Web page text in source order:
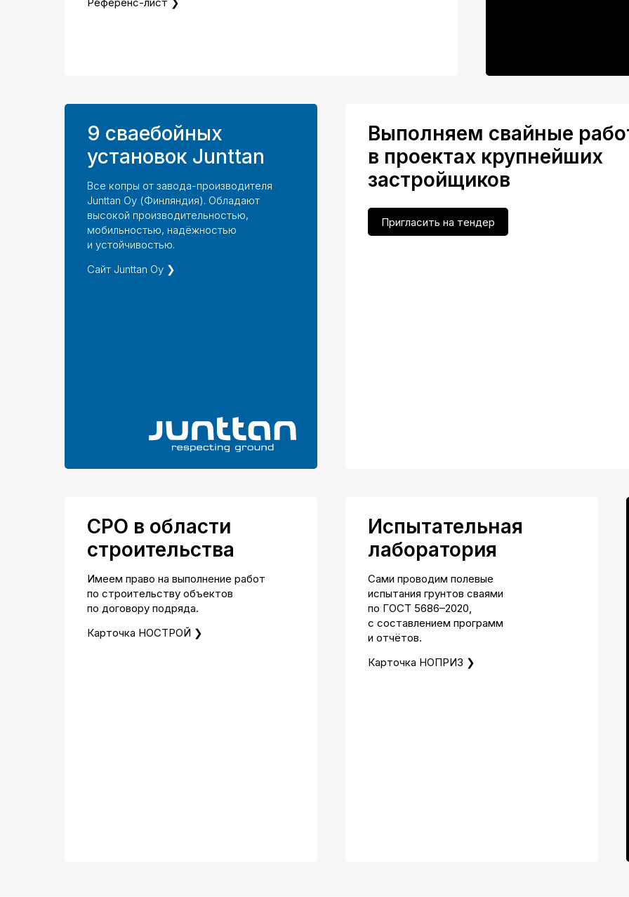
9 сваебойных
установок Junttan
Все копры от завода-производителя
Junttan Oy (Финляндия). Обладают
высокой производительностью,
мобильностью, надёжностью
и устойчивостью.
Сайт Junttan Oy ❯
Выполняем свайные
в проектах крупнейших
застройщиков
Пригласить на тендер
СРО в области
строительства
Имеем право на выполнение работ
по строительству объектов
по договору подряда.
Карточка НОСТРОЙ ❯
Испытательная
лаборатория
Сами проводим полевые
испытания грунтов сваями
по ГОСТ 5686–2020,
с составлением программ
и отчётов.
Карточка НОПРИЗ ❯